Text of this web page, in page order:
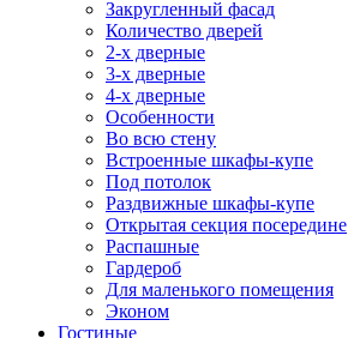
Закругленный фасад
Количество дверей
2-х дверные
3-х дверные
4-х дверные
Особенности
Во всю стену
Встроенные шкафы-купе
Под потолок
Раздвижные шкафы-купе
Открытая секция посередине
Распашные
Гардероб
Для маленького помещения
Эконом
Гостиные